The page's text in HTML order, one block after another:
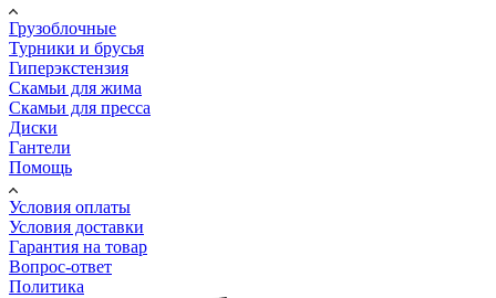
Грузоблочные
Турники и брусья
Гиперэкстензия
Скамьи для жима
Скамьи для пресса
Диски
Гантели
Помощь
Условия оплаты
Условия доставки
Гарантия на товар
Вопрос-ответ
Политика